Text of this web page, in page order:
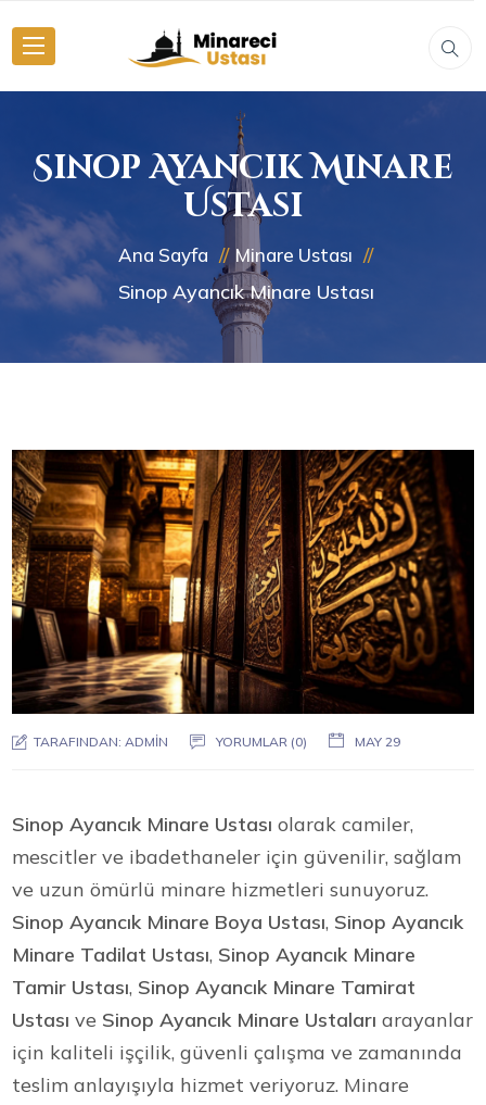
Sinop Ayancık Minare
Ustası
Ana Sayfa Minare Ustası
Sinop Ayancık Minare Ustası
TARAFINDAN:ADMIN YORUMLAR (0) MAY 29
Sinop Ayancık Minare Ustası olarak camiler,
mescitler ve ibadethaneler için güvenilir, sağlam
ve uzun ömürlü minare hizmetleri sunuyoruz.
Sinop Ayancık Minare Boya Ustası, Sinop Ayancık
Minare Tadilat Ustası, Sinop Ayancık Minare
Tamir Ustası, Sinop Ayancık Minare Tamirat
Ustası ve Sinop Ayancık Minare Ustaları arayanlar
için kaliteli işçilik, güvenli çalışma ve zamanında
teslim anlayışıyla hizmet veriyoruz. Minare